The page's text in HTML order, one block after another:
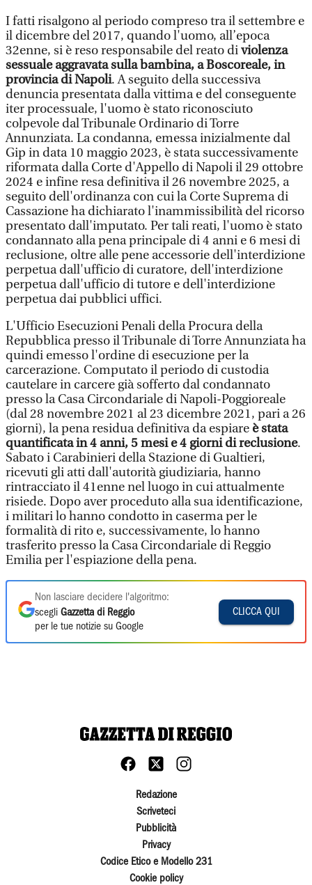
I fatti risalgono al periodo compreso tra il settembre e
il dicembre del 2017, quando l'uomo, all’epoca
32enne, si è reso responsabile del reato diviolenza
sessuale aggravata sulla bambina, a Boscoreale, in
provincia di Napoli. A seguito della successiva
denuncia presentata dalla vittima e del conseguente
iter processuale, l'uomo è stato riconosciuto
colpevole dal Tribunale Ordinario di Torre
Annunziata. La condanna, emessa inizialmente dal
Gip in data 10 maggio 2023, è stata successivamente
riformata dalla Corte d'Appello di Napoli il 29 ottobre
2024 e infine resa definitiva il 26 novembre 2025, a
seguito dell'ordinanza con cui la Corte Suprema di
Cassazione ha dichiarato l'inammissibilità del ricorso
presentato dall'imputato. Per tali reati, l'uomo è stato
condannato alla pena principale di 4 anni e 6 mesi di
reclusione, oltre alle pene accessorie dell'interdizione
perpetua dall'ufficio di curatore, dell'interdizione
perpetua dall'ufficio di tutore e dell'interdizione
perpetua dai pubblici uffici.
L'Ufficio Esecuzioni Penali della Procura della
Repubblica presso il Tribunale di Torre Annunziata ha
quindi emesso l'ordine di esecuzione per la
carcerazione. Computato il periodo di custodia
cautelare in carcere già sofferto dal condannato
presso la Casa Circondariale di Napoli-Poggioreale
(dal 28 novembre 2021 al 23 dicembre 2021, pari a 26
giorni), la pena residua definitiva da espiare è stata
quantificata in 4 anni, 5 mesi e 4 giorni di reclusione.
Sabato i Carabinieri della Stazione di Gualtieri,
ricevuti gli atti dall'autorità giudiziaria, hanno
rintracciato il 41enne nel luogo in cui attualmente
risiede. Dopo aver proceduto alla sua identificazione,
i militari lo hanno condotto in caserma per le
formalità di rito e, successivamente, lo hanno
trasferito presso la Casa Circondariale di Reggio
Emilia per l'espiazione della pena.
Non lasciare decidere l'algoritmo:
scegli Gazzetta di Reggio
per le tue notizie su Google
CLICCA QUI
Redazione
Scriveteci
Pubblicità
Privacy
Codice Etico e Modello 231
Cookie policy